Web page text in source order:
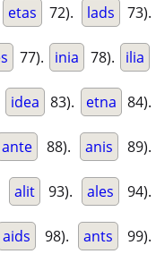
etas 72). lads 73).
77). inia 78). ilia
idea 83). etna 84).
ante 88). anis 89).
alit 93). ales 94).
aids 98). ants 99).